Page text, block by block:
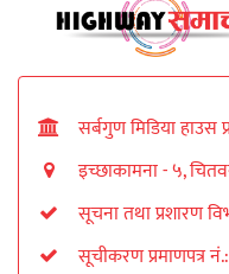
सर्बगुण मिडिया हाउस
इच्छाकामना - ५,
सूचना तथा प्रशारण
सूचीकरण प्रमाणपत्र